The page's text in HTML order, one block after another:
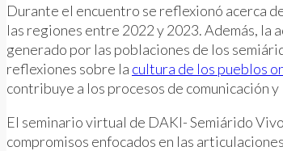
Durante el encuentro se reflexionó acerca
las regiones entre 2022 y 2023. Además,
generado por las poblaciones de los
reflexiones sobre la cultura de los pueblos
contribuye a los procesos de comunicación
El seminario virtual de DAKI- Semiárido
compromisos enfocados en las